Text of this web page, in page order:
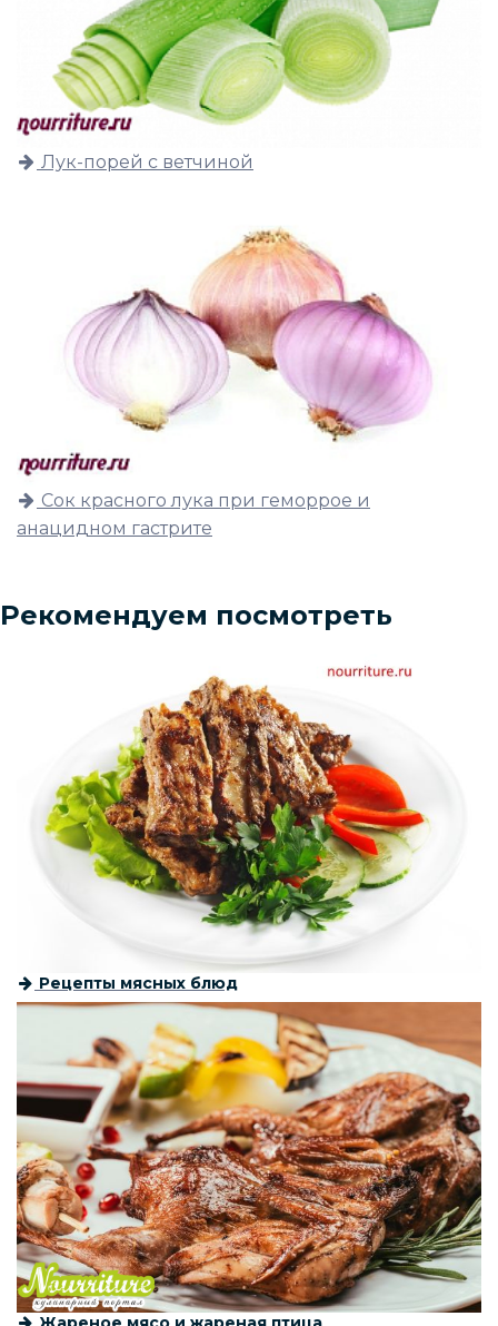
Лук-порей с ветчиной
Сок красного лука при геморрое и
анацидном гастрите
Рекомендуем посмотреть
Рецепты мясных блюд